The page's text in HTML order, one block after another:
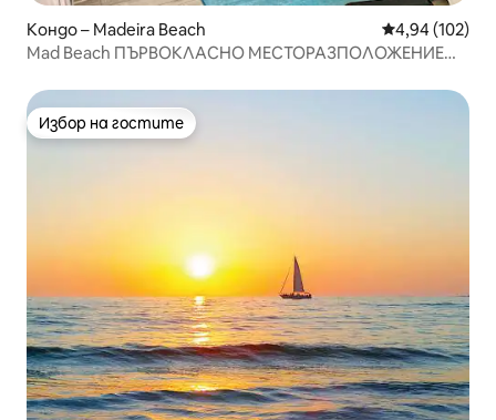
Кондо – Madeira Beach Средна
4,94 (102)
Mad Beach ПЪРВОКЛАСНО МЕСТОРАЗПОЛОЖЕНИЕ
Избор на гостите
Избор на гостите